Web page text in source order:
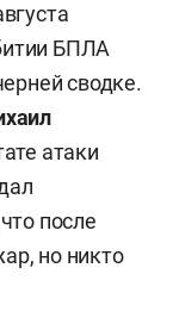
БПЛА
сводке.
атаки
после
но никто